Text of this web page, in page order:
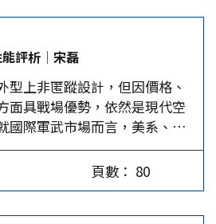
時有50多個相關廟宇及神
們的海洋知識和航海技術是中
也就是超過5馬赫。高速飛行
來襲，也僅有極短時間攔截。
的分導彈頭在重返大氣層時，
但其機動性有限，僅能採取
攔截。相較之下，匕首這類高
層內機動飛行，而現役防空系
，高超音速飛彈在大氣層內飛
生高熱和帶電離子等現象，均
能評析│宋磊
型上非匿蹤設計，但因價格、
面具戰場優勢，依然是現代空
國際軍武市場而言，美系、歐
過一半的市場，相對的，俄系
即使如此，俄系戰機在發展、
。 四代半戰機定義 戰機問世
頁數： 80